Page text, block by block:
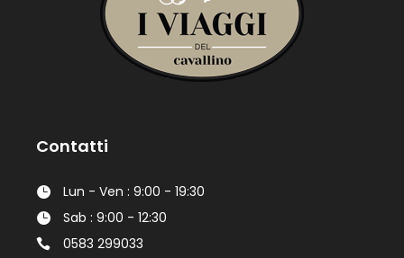
Contatti
Lun - Ven : 9:00 - 19:30
Sab : 9:00 - 12:30
0583 299033